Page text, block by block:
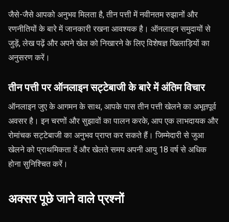
जैसे-जैसे आपको अनुभव मिलता है, तीन पत्ती में नवीनतम रुझानों और
रणनीतियों के बारे में जानकारी रखना आवश्यक है। ऑनलाइन समुदायों से
जुड़ें, लेख पढ़ें और अपने खेल को निखारने के लिए विशेषज्ञ खिलाड़ियों का
अनुसरण करें।
तीन पत्ती पर ऑनलाइन सट्टेबाजी के बारे में अंतिम विचार
ऑनलाइन जुए के आगमन के साथ, आपके पास तीन पत्ती खेलने का अभूतपूर्व
अवसर है। इन चरणों और सुझावों का पालन करके, आप एक लाभदायक और
रोमांचक सट्टेबाजी का अनुभव प्राप्त कर सकते हैं। जिम्मेदारी से जुआ
खेलने को प्राथमिकता दें और खेलते समय अपनी आयु 18 वर्ष से अधिक
होना सुनिश्चित करें।
अक्सर पूछे जाने वाले प्रश्नों